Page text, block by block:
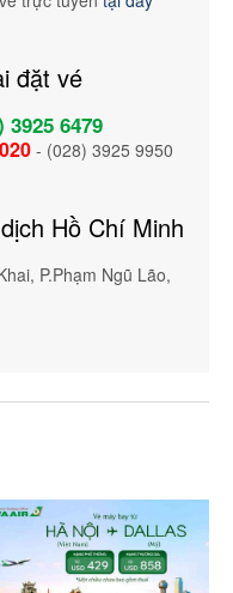
đặt vé
3925 6479
- (028) 3925 9950
Hồ Chí Minh
P.Phạm Ngũ Lão,